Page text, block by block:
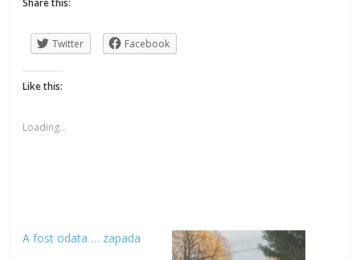
Share this:
Twitter Facebook
Like this:
Loading...
A fost odata … zapada